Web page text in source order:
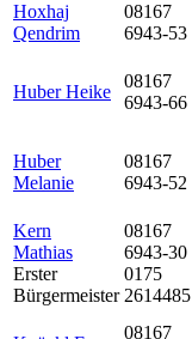
Hoxhaj
Qendrim
08167
6943-53
Huber Heike
08167
6943-66
Huber
Melanie
08167
6943-52
Kern
Mathias
Erster
Bürgermeister
08167
6943-30
0175
2614485
08167